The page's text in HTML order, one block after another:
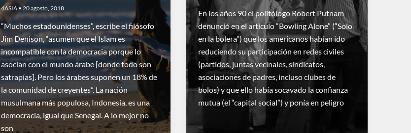
4ASIA • 20 agosto, 2018
“Muchos estadounidenses”, escribe el filósofo
Jim Denison, “asumen que el Islam es
incompatible con la democracia porque lo
asocian con el mundo árabe [donde todo son
satrapías]. Pero los árabes suponen un 18% de
la comunidad de creyentes”. La nación
musulmana más populosa, Indonesia, es una
democracia, igual que Senegal. A lo mejor no
son
En los años 90 el politólogo Robert Putnam
denunció en el artículo “Bowling Alone” (“Solo
en la bolera”) que los americanos habían ido
reduciendo su participación en redes civiles
(partidos, juntas vecinales, sindicatos,
asociaciones de padres, incluso clubes de
bolos) y que ello había socavado la confianza
mutua (el “capital social”) y ponía en peligro